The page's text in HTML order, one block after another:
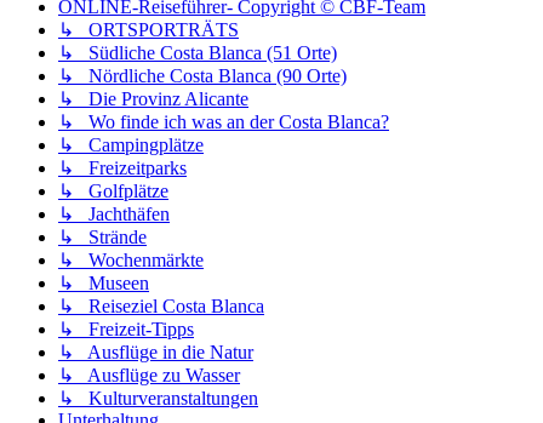
ONLINE-Reiseführer- Copyright © CBF-Team
↳ ORTSPORTRÄTS
↳ Südliche Costa Blanca (51 Orte)
↳ Nördliche Costa Blanca (90 Orte)
↳ Die Provinz Alicante
↳ Wo finde ich was an der Costa Blanca?
↳ Campingplätze
↳ Freizeitparks
↳ Golfplätze
↳ Jachthäfen
↳ Strände
↳ Wochenmärkte
↳ Museen
↳ Reiseziel Costa Blanca
↳ Freizeit-Tipps
↳ Ausflüge in die Natur
↳ Ausflüge zu Wasser
↳ Kulturveranstaltungen